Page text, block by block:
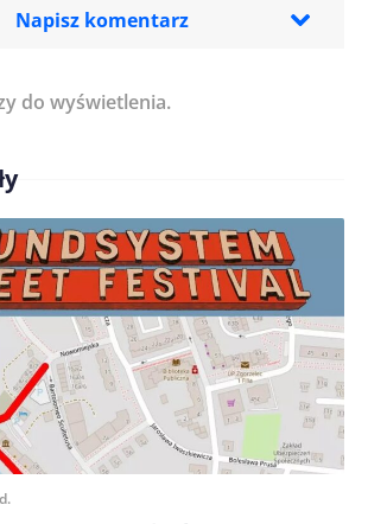
Napisz komentarz
moje dane w tej przeglądarce podczas
komentarzy.
do wyświetlenia.